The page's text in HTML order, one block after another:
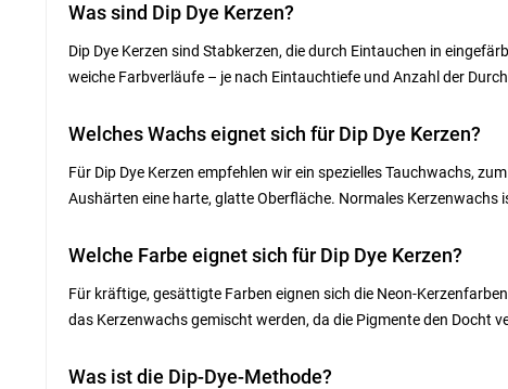
Was sind Dip Dye Kerzen?
Dip Dye Kerzen sind Stabkerzen, die durch Eintauchen in
weiche Farbverläufe – je nach Eintauchtiefe und Anzahl der
Welches Wachs eignet sich für Dip Dye Kerzen?
Für Dip Dye Kerzen empfehlen wir ein spezielles Tauchwachs,
Aushärten eine harte, glatte Oberfläche. Normales Kerzenwachs
Welche Farbe eignet sich für Dip Dye Kerzen?
Für kräftige, gesättigte Farben eignen sich die Neon-
das Kerzenwachs gemischt werden, da die Pigmente den Docht
Was ist die Dip-Dye-Methode?